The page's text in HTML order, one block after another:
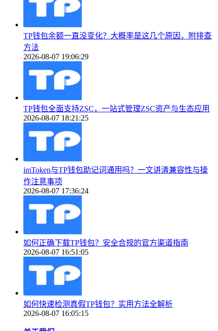
TP钱包余额一直没变化？大概率是这几个原因，附排查
方法
2026-08-07 19:06:29
TP钱包全面支持ZSC，一站式管理ZSC资产与生态应用
2026-08-07 18:21:25
imToken与TP钱包助记词通用吗？一文讲清兼容性与操
作注意事项
2026-08-07 17:36:24
如何正确下载TP钱包？安全合规的官方渠道指南
2026-08-07 16:51:05
如何快速检测真假TP钱包？实用方法全解析
2026-08-07 16:05:15